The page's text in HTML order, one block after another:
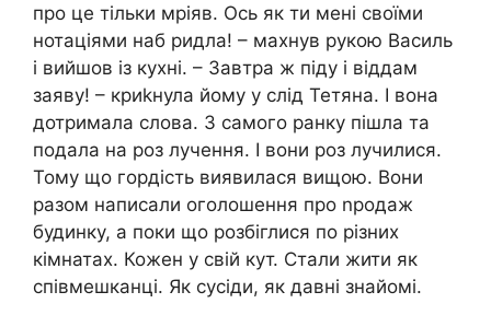
про це тільки мріяв. Ось як ти мені своїми
нотаціями наб ридла! – махнув рукою Василь
і вийшов із кухні. – Завтра ж піду і віддам
заяву! – криkнула йому у слід Тетяна. І вона
дотримала слова. З самого ранку пішла та
подала на роз лучення. І вони роз лучилися.
Тому що гордість виявилася вищою. Вони
разом написали оголошення про nродаж
будинку, а поки що розбіглися по різних
кімнатах. Кожен у свій кут. Стали жити як
співмешканці. Як сусіди, як давні знайомі.